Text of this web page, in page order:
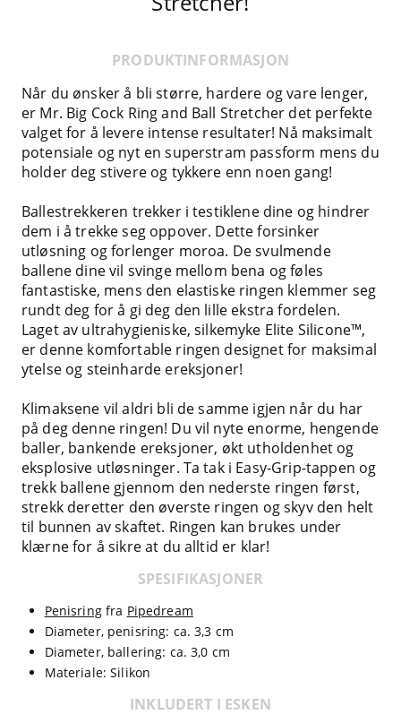
PRODUKTINFORMASJON
Når du ønsker å bli større, hardere og vare lenger,
er Mr. Big Cock Ring and Ball Stretcher det perfekte
valget for å levere intense resultater! Nå maksimalt
potensiale og nyt en superstram passform mens du
holder deg stivere og tykkere enn noen gang!
Ballestrekkeren trekker i testiklene dine og hindrer
dem i å trekke seg oppover. Dette forsinker
utløsning og forlenger moroa. De svulmende
ballene dine vil svinge mellom bena og føles
fantastiske, mens den elastiske ringen klemmer seg
rundt deg for å gi deg den lille ekstra fordelen.
Laget av ultrahygieniske, silkemyke Elite Silicone™,
er denne komfortable ringen designet for maksimal
ytelse og steinharde ereksjoner!
Klimaksene vil aldri bli de samme igjen når du har
på deg denne ringen! Du vil nyte enorme, hengende
baller, bankende ereksjoner, økt utholdenhet og
eksplosive utløsninger. Ta tak i Easy-Grip-tappen og
trekk ballene gjennom den nederste ringen først,
strekk deretter den øverste ringen og skyv den helt
til bunnen av skaftet. Ringen kan brukes under
klærne for å sikre at du alltid er klar!
SPESIFIKASJONER
Penisringfra Pipedream
Diameter, penisring: ca. 3,3 cm
Diameter, ballering: ca. 3,0 cm
Materiale: Silikon
INKLUDERT I ESKEN